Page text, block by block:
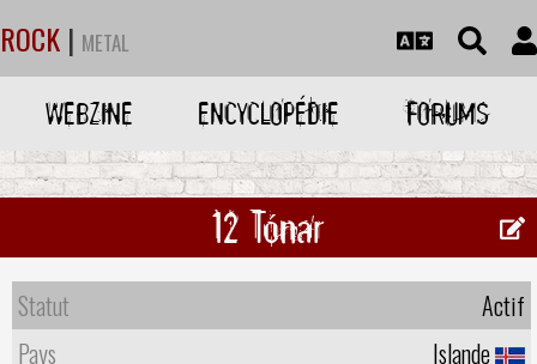
ROCK | METAL
WEBZINE ENCYCLOPÉDIE FORUMS
12 Tónar
Statut
Actif
Pays
Islande